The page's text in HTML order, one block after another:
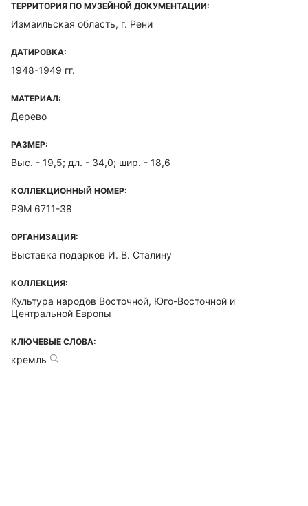
ТЕРРИТОРИЯ ПО МУЗЕЙНОЙ ДОКУМЕНТАЦИИ:
Измаильская область, г. Рени
ДАТИРОВКА:
1948-1949 гг.
МАТЕРИАЛ:
Дерево
РАЗМЕР:
Выс. - 19,5; дл. - 34,0; шир. - 18,6
КОЛЛЕКЦИОННЫЙ НОМЕР:
РЭМ 6711-38
ОРГАНИЗАЦИЯ:
Выставка подарков И. В. Сталину
КОЛЛЕКЦИЯ:
Культура народов Восточной, Юго-Восточной и
Центральной Европы
КЛЮЧЕВЫЕ СЛОВА:
кремль